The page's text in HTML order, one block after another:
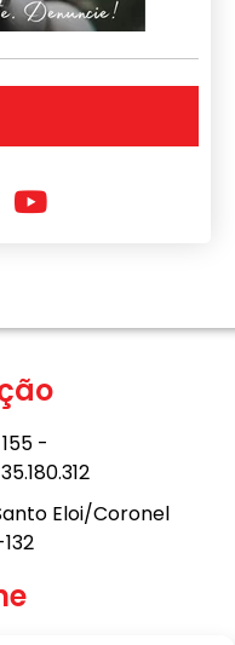
-
Eloi/Coronel